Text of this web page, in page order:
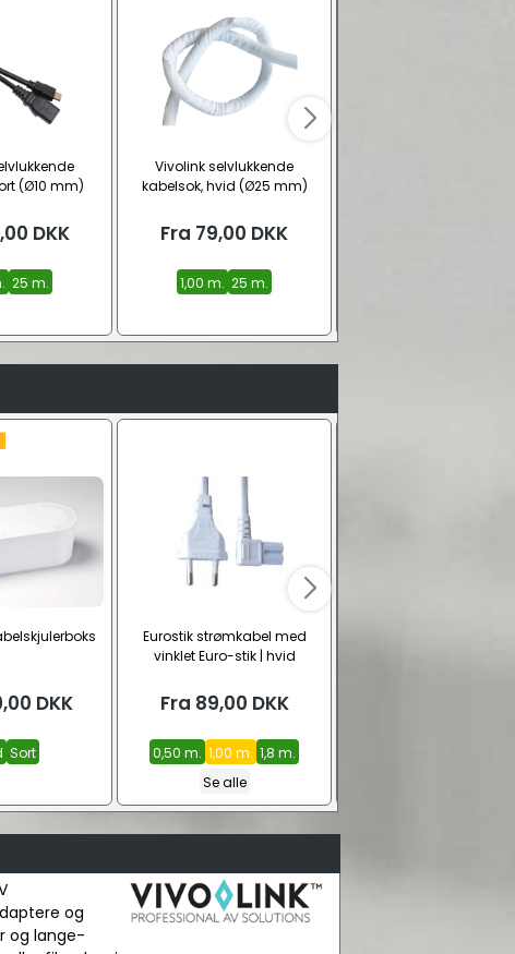
(Ø10 mm)
DKK
25 m.
Vivolink selvlukkende
kabelsok, hvid (Ø25 mm)
Fra 79,00 DKK
1,00 m. 25 m.
DKK
Sort
Eurostik strømkabel med
vinklet Euro-stik | hvid
Fra 89,00 DKK
0,50 m. 1,00 m. 1,8 m.
Se alle
og
og lange-